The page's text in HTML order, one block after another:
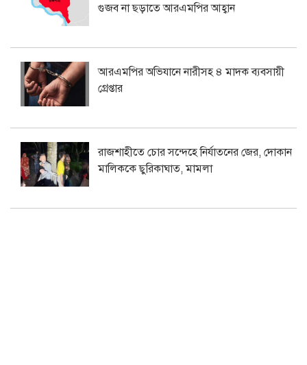
গুজব না ছড়াতে আরএমপির আহ্বান
আরএমপির অভিযানে নারীসহ ৪ মাদক ব্যবসায়ী
গ্রেপ্তার
রাজশাহীতে চোর সন্দেহে নির্যাতনের জের, দোকান
মালিককে ছুরিকাঘাত, মামলা